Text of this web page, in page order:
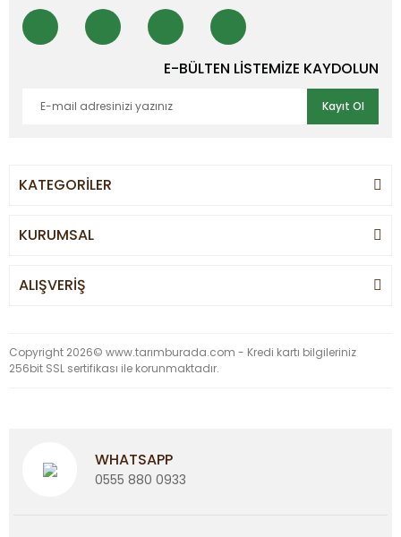
E-BÜLTEN LİSTEMİZE KAYDOLUN
Kayıt Ol
KATEGORİLER
KURUMSAL
ALIŞVERİŞ
Copyright 2026© www.tarımburada.com - Kredi kartı bilgileriniz
256bit SSL sertifikası ile korunmaktadır.
WHATSAPP
0555 880 0933